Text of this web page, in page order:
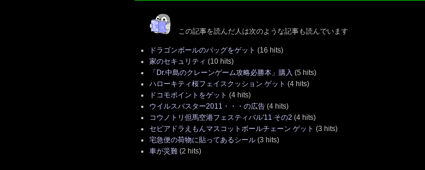
この記事を読んだ人は次のような記事も読んでいます
ドラゴンボールのバッグをゲット (16 hits)
家のセキュリティ (10 hits)
「Dr.中島のクレーンゲーム攻略必勝本」購入 (5 hits)
ハローキティ桜フェイスクッション ゲット (4 hits)
ドコモポイントをゲット (4 hits)
ウイルスバスター2011・・・の広告 (4 hits)
コウノトリ但馬空港フェスティバル'11 その2 (4 hits)
セピアドラえもんマスコットボールチェーン ゲット (3 hits)
宅急便の荷物に貼ってあるシール (3 hits)
車が災難 (2 hits)